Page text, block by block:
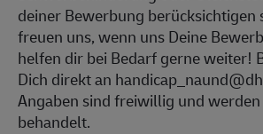
deiner Bewerbung berücksichtigen
freuen uns, wenn uns Deine
helfen dir bei Bedarf gerne weiter!
Dich direkt an
Angaben sind freiwillig und
behandelt.